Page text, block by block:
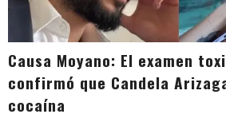
Causa Moyano: El examen
confirmó que Candela
cocaína